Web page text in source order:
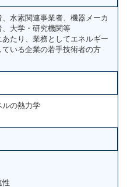
水素関連事業者、機器メーカ
大学・研究機関等
たり、業務としてエネルギー
いる企業の若手技術者の方
ルの熱力学
性